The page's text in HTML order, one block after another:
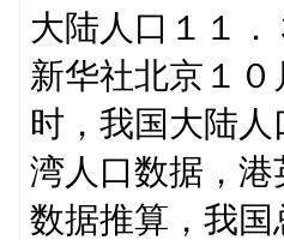
大陆人口１１
新华社北京１
时，我国大陆
湾人口数据，
数据推算，我